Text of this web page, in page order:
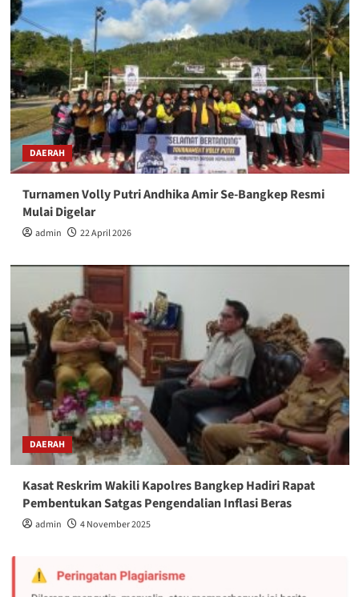
DAERAH
Turnamen Volly Putri Andhika Amir Se-Bangkep Resmi
Mulai Digelar
admin 22 April 2026
DAERAH
Kasat Reskrim Wakili Kapolres Bangkep Hadiri Rapat
Pembentukan Satgas Pengendalian Inflasi Beras
admin 4 November 2025